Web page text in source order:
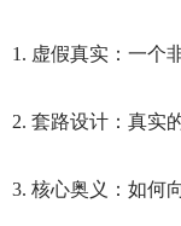
1. 虚假真实：一个
2. 套路设计：真实
3. 核心奥义：如何